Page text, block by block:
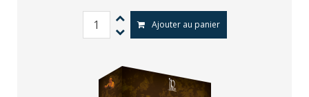
Ajouter au panier